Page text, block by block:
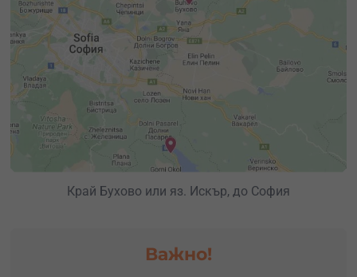
Край Бухово или яз. Искър, до София
Важно!